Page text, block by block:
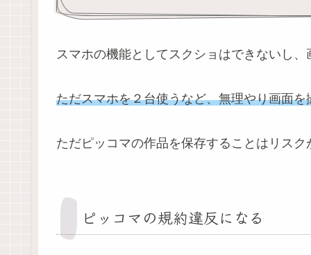
スマホの機能としてスクショはできないし
ただスマホを２台使うなど、無理やり画面
ただピッコマの作品を保存することはリスク
ピッコマの規約違反になる